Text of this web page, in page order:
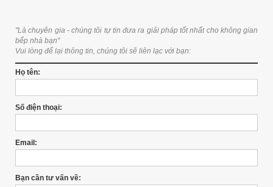
"Là chuyên gia - chúng tôi tự tin đưa ra giải pháp tốt nhất cho không gian
bếp nhà bạn"
Vui lòng để lại thông tin, chúng tôi sẽ liên lạc với bạn:
Họ tên:
Số điện thoại:
Email:
Bạn cần tư vấn về: